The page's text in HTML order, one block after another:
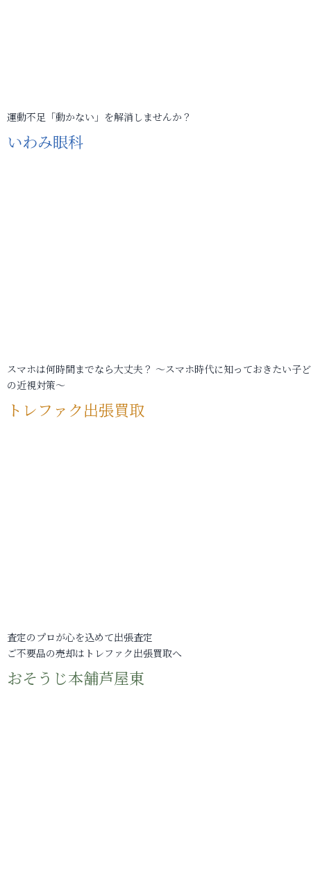
運動不足「動かない」を解消しませんか？
いわみ眼科
スマホは何時間までなら大丈夫？ ～スマホ時代に知っておきたい子
の近視対策～
トレファク出張買取
査定のプロが心を込めて出張査定
ご不要品の売却はトレファク出張買取へ
おそうじ本舗芦屋東